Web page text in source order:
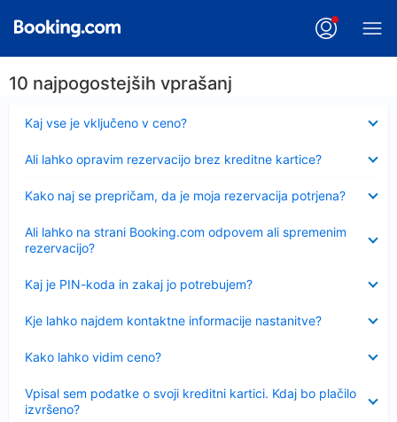
10 najpogostejših vprašanj
Kaj vse je vključeno v ceno?
Ali lahko opravim rezervacijo brez kreditne kartice?
Kako naj se prepričam, da je moja rezervacija potrjena?
Ali lahko na strani Booking.com odpovem ali spremenim
rezervacijo?
Kaj je PIN-koda in zakaj jo potrebujem?
Kje lahko najdem kontaktne informacije nastanitve?
Kako lahko vidim ceno?
Vpisal sem podatke o svoji kreditni kartici. Kdaj bo plačilo
izvršeno?